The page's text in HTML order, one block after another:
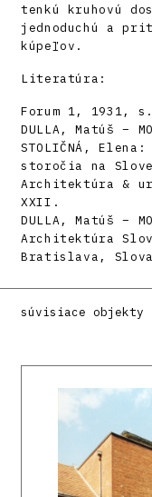
tenkú kruhovú
jednoduchú a
kúpeľov.
Literatúra:
Forum 1, 1931,
DULLA, Matúš –
STOLIČNÁ,
storočia na
Architektúra &
XXII.
DULLA, Matúš –
Architektúra
Bratislava,
súvisiace objekty